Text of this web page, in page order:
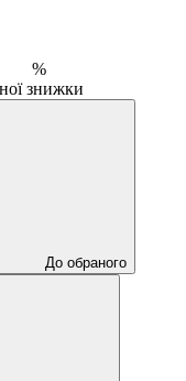
%
знижки
До обраного